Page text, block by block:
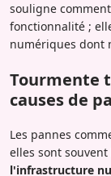
souligne
fonctionnalité ;
numériques dont
Tourmente
causes de
Les pannes
elles sont
l'infrastructure